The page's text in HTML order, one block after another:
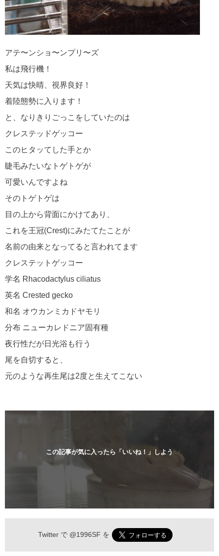
アテ〜ンショ〜ンプリ〜ズ
私は飛行機！
天気は快晴、視界良好！
着陸態勢に入ります！
と、なりきりごっこをしていたのは
クレステッドゲッコー
このヒタッてした手とか
睫毛みたいなトゲトゲが
可愛いんですよね
そのトゲトゲは
目の上から背面にかけてあり、
これを王冠(Crest)にみたてたことが
名前の由来となってると言われてます
クレステットゲッコー
学名 Rhacodactylus ciliatus
英名 Crested gecko
和名 オウカンミカドヤモリ
分布 ニューカレドニア固有種
夜行性だが日光浴も行う
尾を自切すると、
元のような再生尾は2度と生えてこない
この記事が気に入ったら「いいね！」しよう
Twitter で @1996SF を